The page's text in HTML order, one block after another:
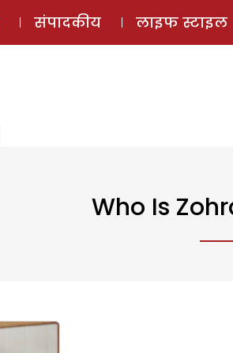
संपादकीय लाइफ स्टाइल
Who Is